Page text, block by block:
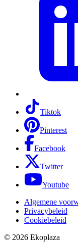
Tiktok
Pinterest
Facebook
Twitter
Youtube
Algemene
Privacybeleid
Cookiebeleid
© 2026 Ekoplaza